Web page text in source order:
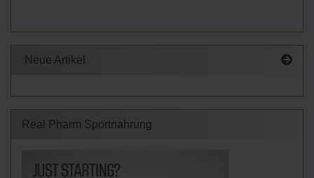
Neue Artikel
Real Pharm Sportnahrung